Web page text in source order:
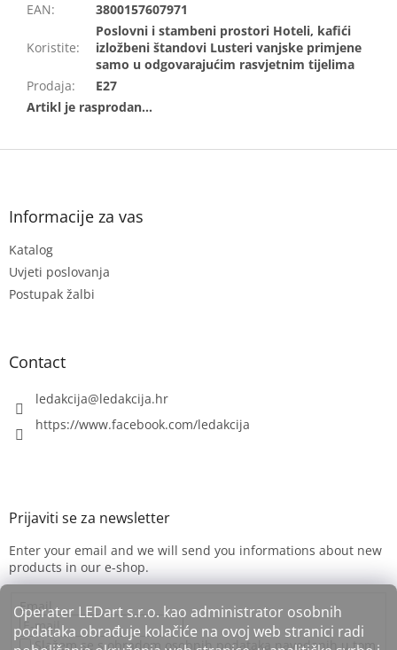
Operater LEDart s.r.o. kao administrator osobnih
podataka obrađuje kolačiće na ovoj web stranici radi
EAN: 3800157607971
Koristite:
Poslovni i stambeni prostori Hoteli, kafići
izložbeni štandovi Lusteri vanjske primjene
samo u odgovarajućim rasvjetnim tijelima
Prodaja: E27
F
Informacije za vas
Katalog
Uvjeti poslovanja
Postupak žalbi
Contact
ledakcija@ledakcija.hr
https://www.facebook.com/ledakcija
Enter your email and we will send you informations about new
products in our e-shop.
Email
Slažem se s obradom osobnih podataka navedenih u tom